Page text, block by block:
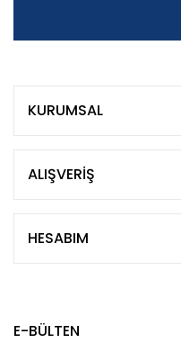
KURUMSAL
ALIŞVERİŞ
HESABIM
E-BÜLTEN